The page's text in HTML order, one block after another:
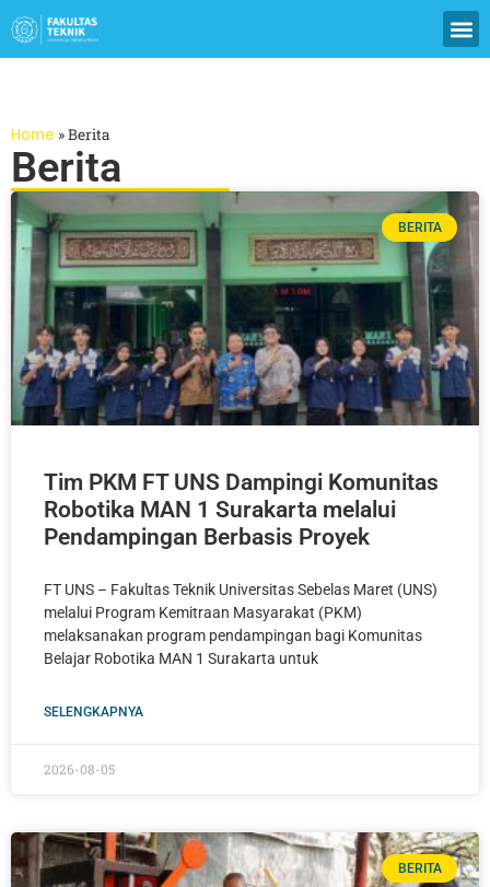
Home »Berita
Berita
BERITA
Tim PKM FT UNS Dampingi Komunitas
Robotika MAN 1 Surakarta melalui
Pendampingan Berbasis Proyek
FT UNS – Fakultas Teknik Universitas Sebelas Maret (UNS)
melalui Program Kemitraan Masyarakat (PKM)
melaksanakan program pendampingan bagi Komunitas
Belajar Robotika MAN 1 Surakarta untuk
SELENGKAPNYA
2026-08-05
BERITA